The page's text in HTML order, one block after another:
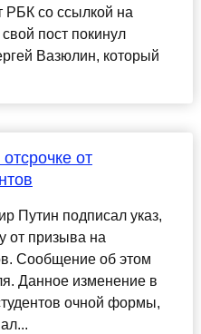
РБК со ссылкой на
пост покинул
Вазюлин, который
от
Путин подписал указ,
от призыва на
Сообщение об этом
Данное изменение в
очной формы,